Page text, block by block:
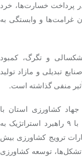
پرداخت خسارت‌ها، خرد
غرامت‌ها و وابستگی به
و تگرگ، کمبود
تبدیلی و مازاد تولید
منفی گذاشته است.
کشاورزی استان با
اشاره به اجرای طرح تحولی ترویج کشاورزی با ۹ راهبرد استراتژیک به
ترویج کشاورزی بیش
تشکل‌ها، توسعه کشاورزی